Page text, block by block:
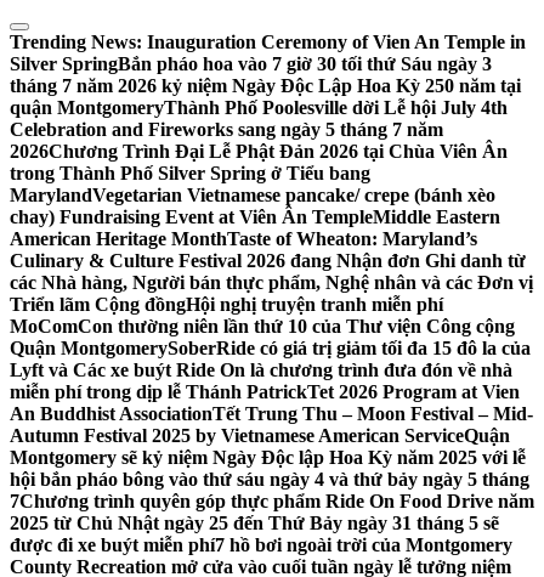
Skip
to
content
Trending News: Inauguration Ceremony of Vien An Temple in
Silver SpringBắn pháo hoa vào 7 giờ 30 tối thứ Sáu ngày 3
tháng 7 năm 2026 kỷ niệm Ngày Độc Lập Hoa Kỳ 250 năm tại
quận MontgomeryThành Phố Poolesville dời Lễ hội July 4th
Celebration and Fireworks sang ngày 5 tháng 7 năm
2026Chương Trình Đại Lễ Phật Đản 2026 tại Chùa Viên Ân
trong Thành Phố Silver Spring ở Tiểu bang
MarylandVegetarian Vietnamese pancake/ crepe (bánh xèo
chay) Fundraising Event at Viên Ân TempleMiddle Eastern
American Heritage MonthTaste of Wheaton: Maryland’s
Culinary & Culture Festival 2026 đang Nhận đơn Ghi danh từ
các Nhà hàng, Người bán thực phẩm, Nghệ nhân và các Đơn vị
Triển lãm Cộng đồngHội nghị truyện tranh miễn phí
MoComCon thường niên lần thứ 10 của Thư viện Công cộng
Quận MontgomerySoberRide có giá trị giảm tối đa 15 đô la của
Lyft và Các xe buýt Ride On là chương trình đưa đón về nhà
miễn phí trong dịp lễ Thánh PatrickTet 2026 Program at Vien
An Buddhist AssociationTết Trung Thu – Moon Festival – Mid-
Autumn Festival 2025 by Vietnamese American ServiceQuận
Montgomery sẽ kỷ niệm Ngày Độc lập Hoa Kỳ năm 2025 với lễ
hội bắn pháo bông vào thứ sáu ngày 4 và thứ bảy ngày 5 tháng
7Chương trình quyên góp thực phẩm Ride On Food Drive năm
2025 từ Chủ Nhật ngày 25 đến Thứ Bảy ngày 31 tháng 5 sẽ
được đi xe buýt miễn phí7 hồ bơi ngoài trời của Montgomery
County Recreation mở cửa vào cuối tuần ngày lễ tưởng niệm